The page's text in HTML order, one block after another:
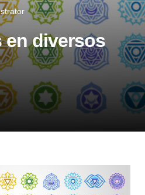
en diversos